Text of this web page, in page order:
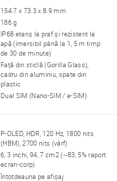
154.7 x 73.3 x 8.9 mm
186 g
IP68 etanș la praf și rezistent la
apă (imersibil până la 1, 5 m timp
de 30 de minute)
Față din sticlă (Gorilla Glass),
cadru din aluminiu, spate din
plastic
Dual SIM (Nano-SIM / e-SIM)
P-OLED, HDR, 120 Hz, 1800 nits
(HBM), 2700 nits (vârf)
6, 3 inchi, 94, 7 cm2 (~83, 5% raport
ecran-corp)
Întotdeauna pe afișaj